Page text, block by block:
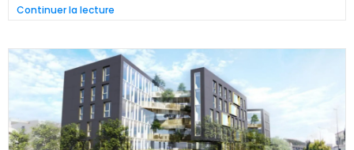
Continuer la lecture